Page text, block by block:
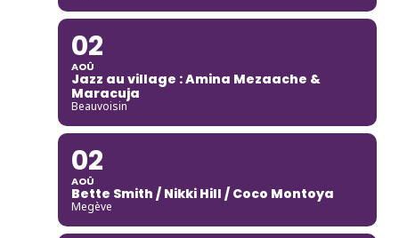
02
AOÛ
Jazz au village : Amina Mezaache &
Maracuja
Beauvoisin
02
AOÛ
Bette Smith / Nikki Hill / Coco Montoya
Megève